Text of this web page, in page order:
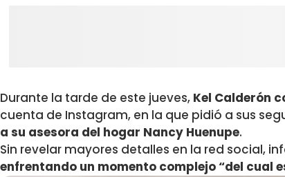
Durante la tarde de este jueves, Kel Calderón
cuenta de Instagram, en la que pidió a sus
a su asesora del hogar Nancy Huenupe.
Sin revelar mayores detalles en la red social,
enfrentando un momento complejo “del cual